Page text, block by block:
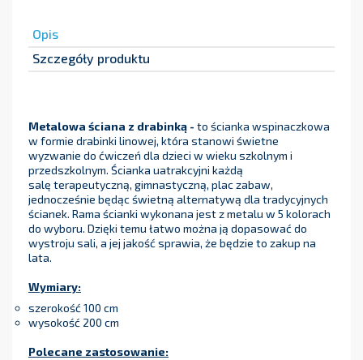
Opis
Szczegóły produktu
Metalowa ściana z drabinką - to ścianka wspinaczkowa
w formie drabinki linowej, która stanowi świetne
wyzwanie do ćwiczeń dla dzieci w wieku szkolnym i
przedszkolnym. Ścianka uatrakcyjni każdą
salę terapeutyczną, gimnastyczną, plac zabaw,
jednocześnie będąc świetną alternatywą dla tradycyjnych
ścianek. Rama ścianki wykonana jest z metalu w 5 kolorach
do wyboru. Dzięki temu łatwo można ją dopasować do
wystroju sali, a jej jakość sprawia, że będzie to zakup na
lata.
Wymiary:
szerokość 100 cm
wysokość 200 cm
Polecane zastosowanie: